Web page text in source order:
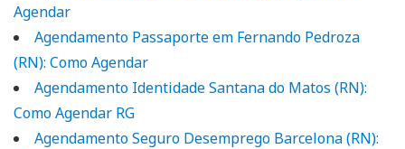
Agendar
Agendamento Passaporte em Fernando Pedroza
(RN): Como Agendar
Agendamento Identidade Santana do Matos (RN):
Como Agendar RG
Agendamento Seguro Desemprego Barcelona (RN):